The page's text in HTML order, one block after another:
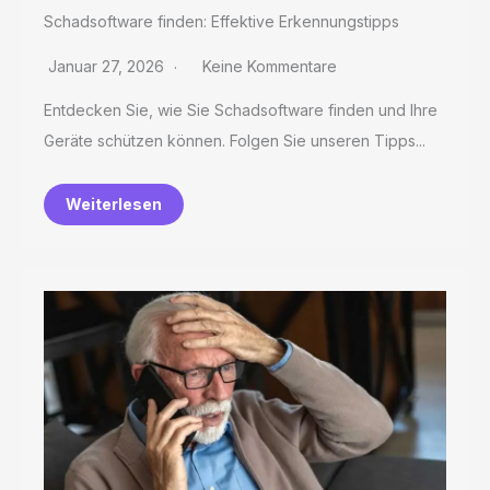
Schadsoftware finden: Effektive Erkennungstipps
Januar 27, 2026 Keine Kommentare
Entdecken Sie, wie Sie Schadsoftware finden und Ihre
Geräte schützen können. Folgen Sie unseren Tipps...
Weiterlesen